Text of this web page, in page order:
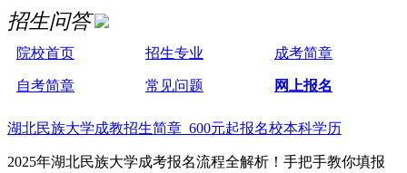
招生问答
院校首页 招生专业 成考简章
自考简章 常见问题 网上报名
湖北民族大学成教招生简章 600元起报名校本科学历
2025年湖北民族大学成考报名流程全解析！手把手教你填报